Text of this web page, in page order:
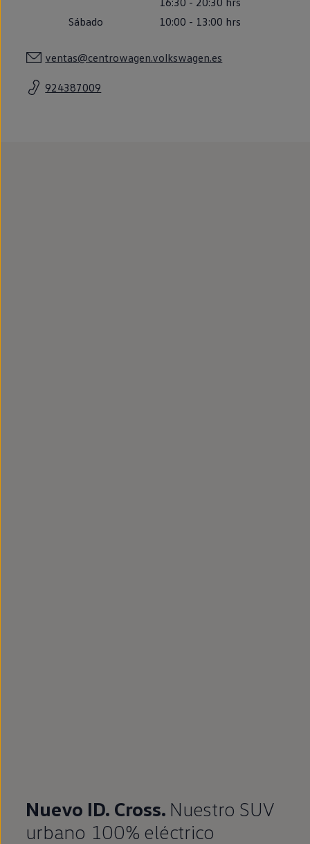
Llantas y neumáticos
Recambios Volkswagen
Transporte
Personalización
Carga
ventas@centrowagen.volkswagen.es
924387009
Sábado
10:00 - 13:00 hrs
Nuevo ID. Cross. Nuestro SUV
urbano 100% eléctrico